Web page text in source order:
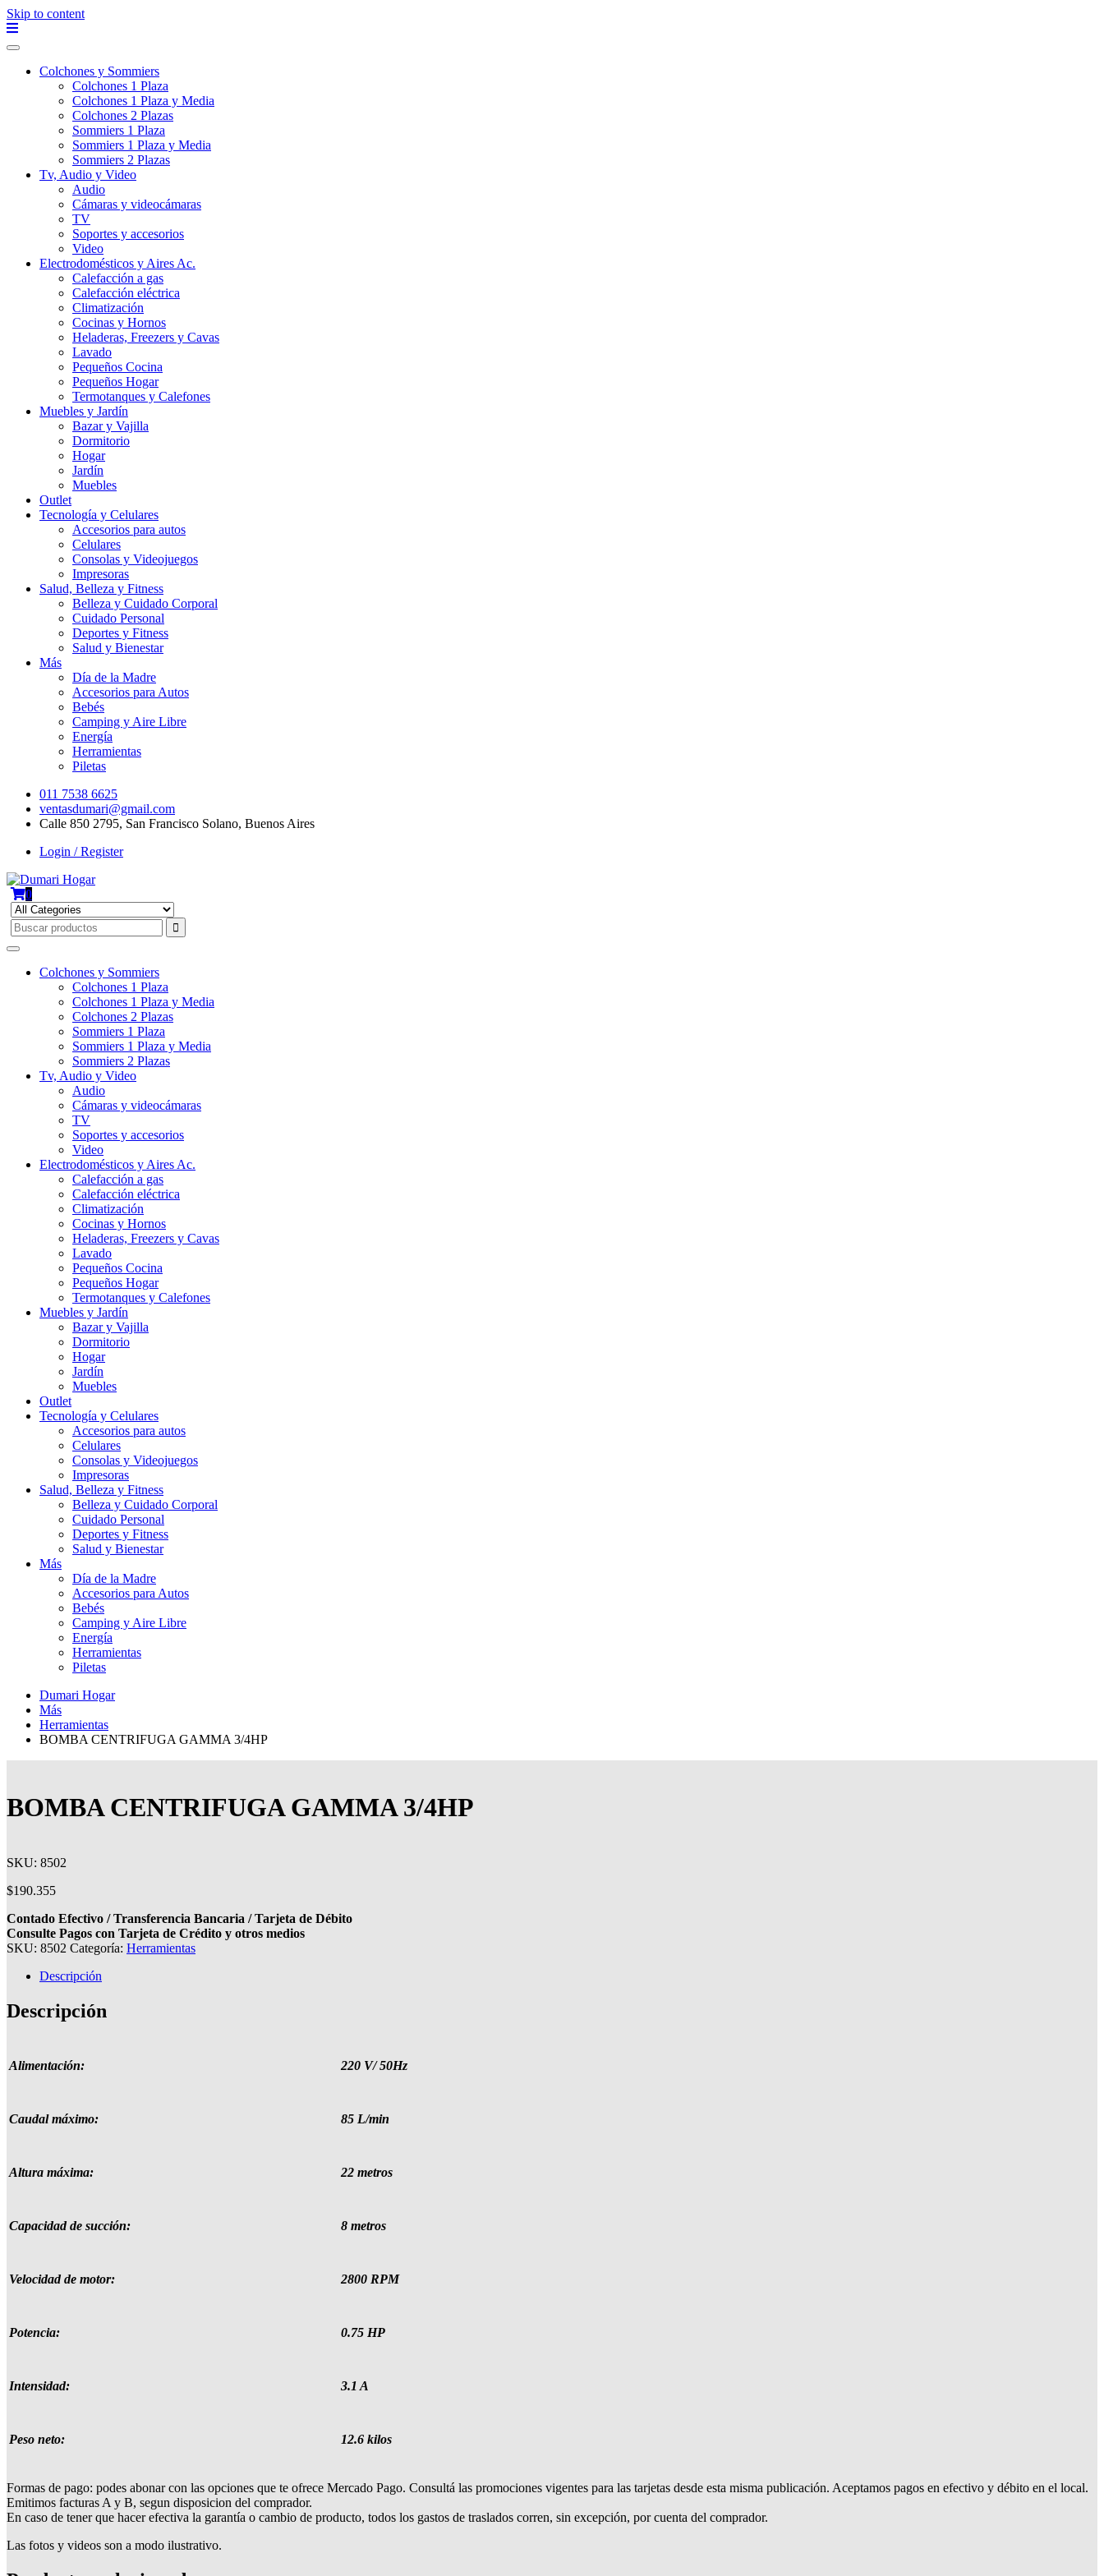
Skip to content
Colchones y Sommiers
Colchones 1 Plaza
Colchones 1 Plaza y Media
Colchones 2 Plazas
Sommiers 1 Plaza
Sommiers 1 Plaza y Media
Sommiers 2 Plazas
Tv, Audio y Video
Audio
Cámaras y videocámaras
TV
Soportes y accesorios
Video
Electrodomésticos y Aires Ac.
Calefacción a gas
Calefacción eléctrica
Climatización
Cocinas y Hornos
Heladeras, Freezers y Cavas
Lavado
Pequeños Cocina
Pequeños Hogar
Termotanques y Calefones
Muebles y Jardín
Bazar y Vajilla
Dormitorio
Hogar
Jardín
Muebles
Outlet
Tecnología y Celulares
Accesorios para autos
Celulares
Consolas y Videojuegos
Impresoras
Salud, Belleza y Fitness
Belleza y Cuidado Corporal
Cuidado Personal
Deportes y Fitness
Salud y Bienestar
Más
Día de la Madre
Accesorios para Autos
Bebés
Camping y Aire Libre
Energía
Herramientas
Piletas
011 7538 6625
ventasdumari@gmail.com
Calle 850 2795, San Francisco Solano, Buenos Aires
Login / Register
0
Colchones y Sommiers
Colchones 1 Plaza
Colchones 1 Plaza y Media
Colchones 2 Plazas
Sommiers 1 Plaza
Sommiers 1 Plaza y Media
Sommiers 2 Plazas
Tv, Audio y Video
Audio
Cámaras y videocámaras
TV
Soportes y accesorios
Video
Electrodomésticos y Aires Ac.
Calefacción a gas
Calefacción eléctrica
Climatización
Cocinas y Hornos
Heladeras, Freezers y Cavas
Lavado
Pequeños Cocina
Pequeños Hogar
Termotanques y Calefones
Muebles y Jardín
Bazar y Vajilla
Dormitorio
Hogar
Jardín
Muebles
Outlet
Tecnología y Celulares
Accesorios para autos
Celulares
Consolas y Videojuegos
Impresoras
Salud, Belleza y Fitness
Belleza y Cuidado Corporal
Cuidado Personal
Deportes y Fitness
Salud y Bienestar
Más
Día de la Madre
Accesorios para Autos
Bebés
Camping y Aire Libre
Energía
Herramientas
Piletas
Dumari Hogar
Más
Herramientas
BOMBA CENTRIFUGA GAMMA 3/4HP
BOMBA CENTRIFUGA GAMMA 3/4HP
SKU: 8502
$190.355
Contado Efectivo / Transferencia Bancaria / Tarjeta de Débito
Consulte Pagos con Tarjeta de Crédito y otros medios
SKU: 8502 Categoría: Herramientas
Descripción
Descripción
Alimentación: 220 V/ 50Hz
Caudal máximo: 85 L/min
Altura máxima: 22 metros
Capacidad de succión: 8 metros
Velocidad de motor: 2800 RPM
Potencia: 0.75 HP
Intensidad: 3.1 A
Peso neto: 12.6 kilos
Formas de pago: podes abonar con las opciones que te ofrece Mercado Pago. Consultá las promociones vigentes para las tarjetas desde esta misma publicación. Aceptamos pagos en efectivo y débito en el local.
Emitimos facturas A y B, segun disposicion del comprador.
En caso de tener que hacer efectiva la garantía o cambio de producto, todos los gastos de traslados corren, sin excepción, por cuenta del comprador.
Las fotos y videos son a modo ilustrativo.